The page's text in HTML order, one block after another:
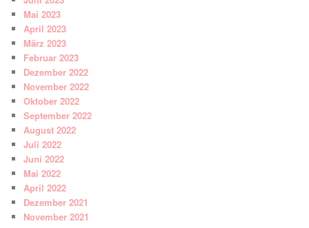
Mai 2023
April 2023
März 2023
Februar 2023
Dezember 2022
November 2022
Oktober 2022
September 2022
August 2022
Juli 2022
Juni 2022
Mai 2022
April 2022
Dezember 2021
November 2021